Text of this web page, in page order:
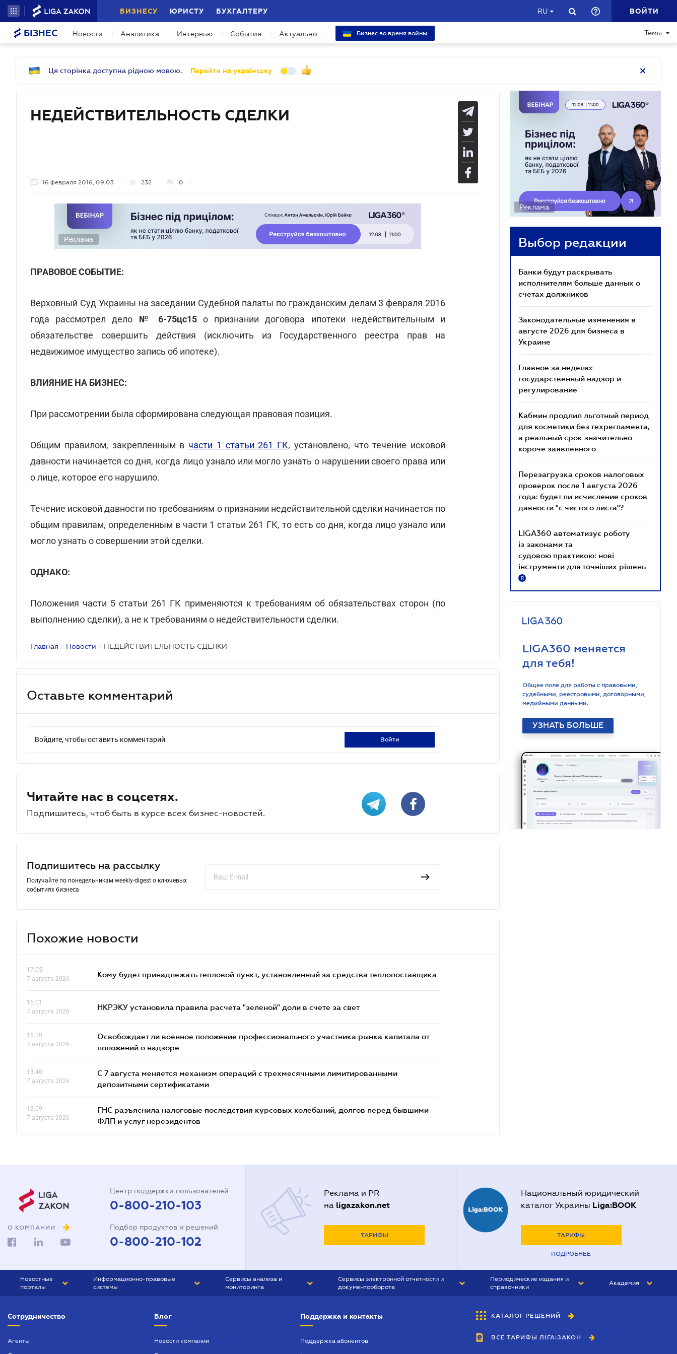
БИЗНЕСУ ЮРИСТУ БУХГАЛТЕРУ RU ВОЙТИ
БІЗНЕС Новости Аналитика Интервью События Актуально Бизнес во время войны Темы
Ця сторінка доступна рідною мовою. Перейти на українську
НЕДЕЙСТВИТЕЛЬНОСТЬ СДЕЛКИ
16 февраля 2016, 09:03 232 0
Реклама
ПРАВОВОЕ СОБЫТИЕ:
Верховный Суд Украины на заседании Судебной палаты по гражданским делам 3 февраля 2016
года рассмотрел дело № 6-75цс15о признании договора ипотеки недействительным и
обязательстве совершить действия (исключить из Государственного реестра прав на
недвижимое имущество запись об ипотеке).
ВЛИЯНИЕ НА БИЗНЕС:
При рассмотрении была сформирована следующая правовая позиция.
Общим правилом, закрепленным в части 1 статьи 261 ГК, установлено, что течение исковой
давности начинается со дня, когда лицо узнало или могло узнать о нарушении своего права или
о лице, которое его нарушило.
Течение исковой давности по требованиям о признании недействительной сделки начинается по
общим правилам, определенным в части 1 статьи 261 ГК, то есть со дня, когда лицо узнало или
могло узнать о совершении этой сделки.
ОДНАКО:
Положения части 5 статьи 261 ГК применяются к требованиям об обязательствах сторон (по
выполнению сделки), а не к требованиям о недействительности сделки.
Главная / Новости / НЕДЕЙСТВИТЕЛЬНОСТЬ СДЕЛКИ
Оставьте комментарий
Войдите, чтобы оставить комментарий войти
Читайте нас в соцсетях.
Подпишитесь, чтоб быть в курсе всех бизнес-новостей.
Подпишитесь на рассылку
Получайте по понедельникам weekly-digest о ключевых
событиях бизнеса
Похожие новости
17.05
7 августа 2026
Кому будет принадлежать тепловой пункт, установленный за средства теплопоставщика
16.01
7 августа 2026
НКРЭКУ установила правила расчета "зеленой" доли в счете за свет
15.10
7 августа 2026
Освобождает ли военное положение профессионального участника рынка капитала от
положений о надзоре
13.40
7 августа 2026
С 7 августа меняется механизм операций с трехмесячными лимитированными
депозитными сертификатами
12.09
7 августа 2026
ГНС разъяснила налоговые последствия курсовых колебаний, долгов перед бывшими
ФЛП и услуг нерезидентов
Реклама
Выбор редакции
Банки будут раскрывать
исполнителям больше данных о
счетах должников
Законодательные изменения в
августе 2026 для бизнеса в
Украине
Главное за неделю:
государственный надзор и
регулирование
Кабмин продлил льготный период
для косметики без техрегламента,
а реальный срок значительно
короче заявленного
Перезагрузка сроков налоговых
проверок после 1 августа 2026
года: будет ли исчисление сроков
давности "с чистого листа"?
LIGA360 автоматизує роботу
із законами та
судовою практикою: нові
інструменти для точніших рішень
R
LIGA360 меняется
для тебя!
Общее поле для работы с правовыми,
судебными, реестровыми, договорными,
медийными данными.
УЗНАТЬ БОЛЬШЕ
О КОМПАНИИ
Центр поддержки пользователей
0-800-210-103
Подбор продуктов и решений
0-800-210-102
Реклама и PR
на ligazakon.net
ТАРИФЫ
Национальный юридический
каталог Украины Liga:BOOK
ТАРИФЫ
ПОДРОБНЕЕ
Новостные
порталы
БИЗНЕС
Информационно-правовые
системы
Сервисы анализа и
мониторинга
Сервисы электронной отчетности и
документооборота
Периодические издания и
справочники
БУХГАЛТЕР&ЗАКОН
ВЕСТНИК МСФО
Академия
Сотрудничество
Агенты
Блог
Новости компании
Поддержка и контакты
Поддержка абонентов
КАТАЛОГ РЕШЕНИЙ
ВСЕ ТАРИФЫ ЛІГА:ЗАКОН